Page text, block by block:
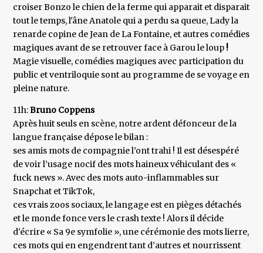
croiser Bonzo le chien de la ferme qui apparait et disparait
tout le temps, l'âne Anatole qui a perdu sa queue, Lady la
renarde copine de Jean de La Fontaine, et autres comédies
magiques avant de se retrouver face à Garou le loup !
Magie visuelle, comédies magiques avec participation du
public et ventriloquie sont au programme de se voyage en
pleine nature.
11h:Bruno Coppens
Après huit seuls en scène, notre ardent défonceur de la
langue française dépose le bilan :
ses amis mots de compagnie l’ont trahi ! Il est désespéré
de voir l’usage nocif des mots haineux véhiculant des «
fuck news ». Avec des mots auto-inflammables sur
Snapchat et TikTok,
ces vrais zoos sociaux, le langage est en pièges détachés
et le monde fonce vers le crash texte ! Alors il décide
d'écrire « Sa 9e symfolie », une cérémonie des mots lierre,
ces mots qui en engendrent tant d’autres et nourrissent